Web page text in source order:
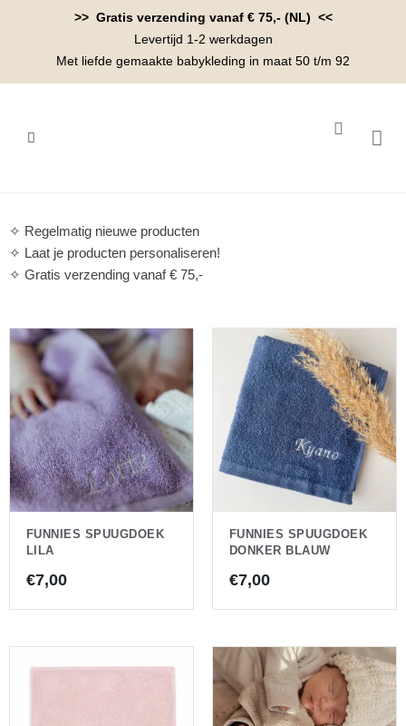
>> Gratis verzending vanaf € 75,- (NL) <<
Levertijd 1-2 werkdagen
Met liefde gemaakte babykleding in maat 50 t/m 92
✧ Regelmatig nieuwe producten
✧ Laat je producten personaliseren!
✧ Gratis verzending vanaf € 75,-
FUNNIES SPUUGDOEK
LILA
€7,00
FUNNIES SPUUGDOEK
DONKER BLAUW
€7,00